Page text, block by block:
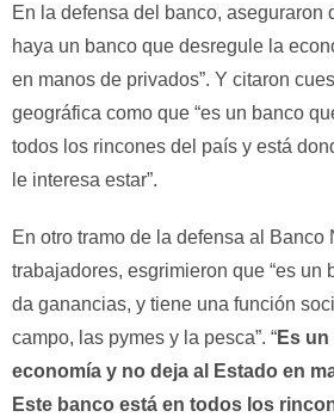
En la defensa del banco, aseguraron
haya un banco que desregule la
en manos de privados”. Y citaron
geográfica como que “es un banco
todos los rincones del país y está
le interesa estar”.
En otro tramo de la defensa al Banco
trabajadores, esgrimieron que “es un
da ganancias, y tiene una función
campo, las pymes y la pesca”. “Es
economía y no deja al Estado en
Este banco está en todos los